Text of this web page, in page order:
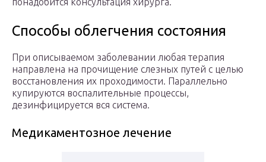
Способы облегчения состояния
При описываемом заболевании любая терапия
направлена на прочищение слезных путей с целью
восстановления их проходимости. Параллельно
купируются воспалительные процессы,
дезинфицируется вся система.
Медикаментозное лечение